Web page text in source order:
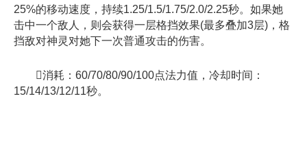
25%的移动速度，持续1.25/1.5/1.75/2.0/2.25秒。如果她
击中一个敌人，则会获得一层格挡效果(最多叠加3层)，格
挡敌对神灵对她下一次普通攻击的伤害。
消耗：60/70/80/90/100点法力值，冷却时间：
15/14/13/12/11秒。